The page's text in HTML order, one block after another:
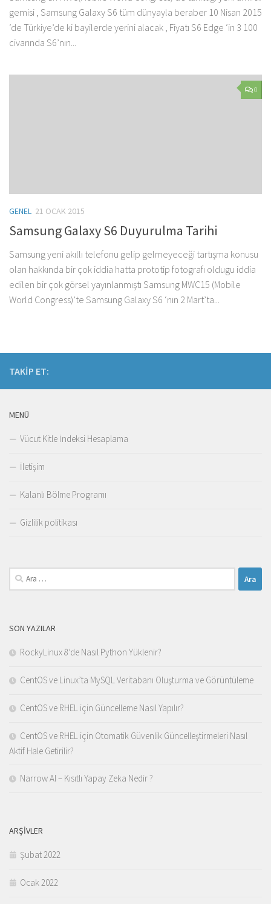
gemisi , Samsung Galaxy S6 tüm dünyayla beraber 10 Nisan 2015
‘de Türkiye’de ki bayilerde yerini alacak , Fiyatı S6 Edge ‘in 3 100
civarında S6’nın...
0
GENEL 21 OCAK 2015
Samsung Galaxy S6 Duyurulma Tarihi
Samsung yeni akıllı telefonu gelip gelmeyeceği tartışma konusu
olan hakkında bir çok iddia hatta prototip fotografı oldugu iddia
edilen bir çok görsel yayınlanmıştı Samsung MWC15 (Mobile
World Congress)’te Samsung Galaxy S6 ‘nın 2 Mart’ta...
TAKIP ET:
MENÜ
Vücut Kitle İndeksi Hesaplama
İletişim
Kalanlı Bölme Programı
Gizlilik politikası
Arama:
SON YAZILAR
RockyLinux 8’de Nasıl Python Yüklenir?
CentOS ve Linux’ta MySQL Veritabanı Oluşturma ve Görüntüleme
CentOS ve RHEL için Güncelleme Nasıl Yapılır?
CentOS ve RHEL için Otomatik Güvenlik Güncelleştirmeleri Nasıl
Aktif Hale Getirilir?
Narrow AI – Kısıtlı Yapay Zeka Nedir ?
ARŞIVLER
Şubat 2022
Ocak 2022